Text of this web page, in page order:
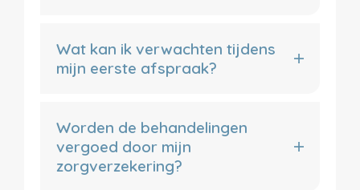
Wat kan ik verwachten tijdens
mijn eerste afspraak?
Worden de behandelingen
vergoed door mijn
zorgverzekering?